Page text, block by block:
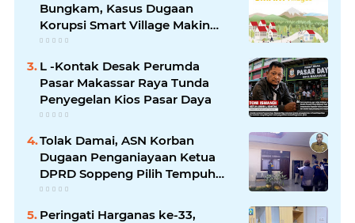
Bungkam, Kasus Dugaan
Korupsi Smart Village Makin
Jadi Sorotan
L -Kontak Desak Perumda
Pasar Makassar Raya Tunda
Penyegelan Kios Pasar Daya
Tolak Damai, ASN Korban
Dugaan Penganiayaan Ketua
DPRD Soppeng Pilih Tempuh
Jalur Hukum
Peringati Harganas ke-33,